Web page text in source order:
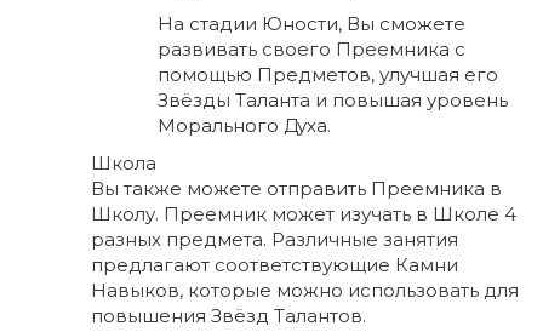
На стадии Юности, Вы сможете
развивать своего Преемника с
помощью Предметов, улучшая его
Звёзды Таланта и повышая уровень
Морального Духа.
Школа
Вы также можете отправить Преемника в
Школу. Преемник может изучать в Школе 4
разных предмета. Различные занятия
предлагают соответствующие Камни
Навыков, которые можно использовать для
повышения Звёзд Талантов.